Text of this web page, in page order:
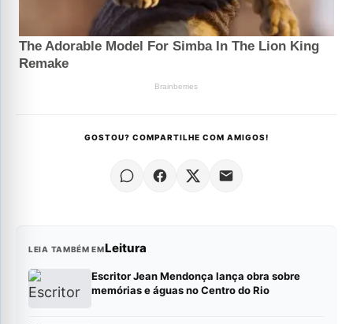
GOSTOU? COMPARTILHE COM AMIGOS!
LEIA TAMBÉM EMLeitura
Escritor Jean Mendonça lança obra sobre
memórias e águas no Centro do Rio